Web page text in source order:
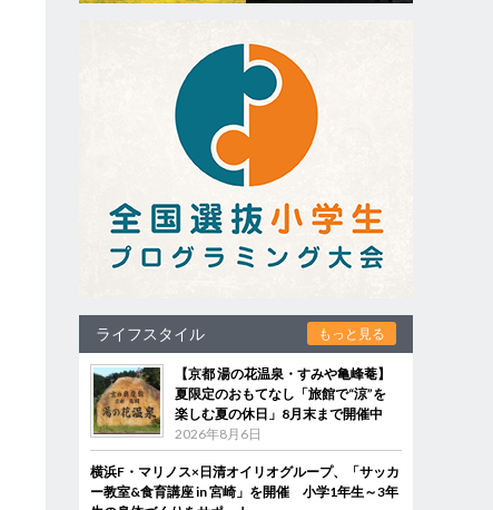
ライフスタイル もっと見る
【京都 湯の花温泉・すみや亀峰菴】
夏限定のおもてなし「旅館で“涼”を
楽しむ夏の休日」8月末まで開催中
2026年8月6日
横浜F・マリノス×日清オイリオグループ、「サッカ
ー教室&食育講座 in 宮崎」を開催 小学1年生～3年